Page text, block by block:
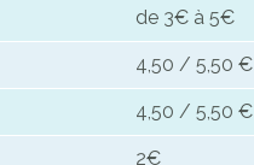
de 3€ à 5€
4,50 / 5,50 €
4,50 / 5,50 €
2€